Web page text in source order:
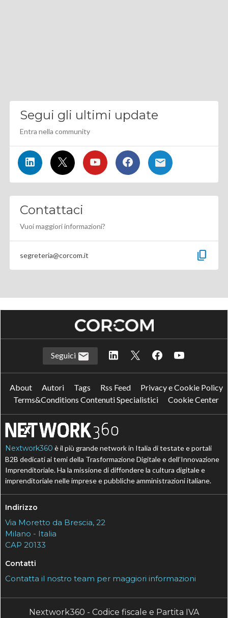
Segui gli ultimi update
Entra nella community
Contattaci
Vuoi maggiori informazioni?
segreteria@corcom.it content_copy
Seguici
About Autori Tags Rss Feed
Privacy e Cookie Policy
Terms&Conditions Contenuti Specialistici
Cookie Center
Nextwork360 è il più grande network in Italia di testate e portali
B2B dedicati ai temi della Trasformazione Digitale e dell’Innovazione
Imprenditoriale. Ha la missione di diffondere la cultura digitale e
imprenditoriale nelle imprese e pubbliche amministrazioni italiane.
Indirizzo
Via Moretto da Brescia, 22
Milano - Italia
CAP 20133
Contatti
Contatta il nostro team per maggiori informazioni
Nextwork360 - Codice fiscale e Partita IVA